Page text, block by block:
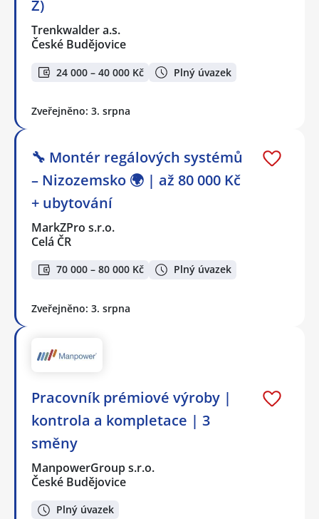
Ž)
Trenkwalder a.s.
České Budějovice
24 000 – 40 000 Kč Plný úvazek
Zveřejněno: 3. srpna
🔧 Montér regálových systémů
– Nizozemsko 🌍 | až 80 000 Kč
+ ubytování
MarkZPro s.r.o.
Celá ČR
70 000 – 80 000 Kč Plný úvazek
Zveřejněno: 3. srpna
Pracovník prémiové výroby |
kontrola a kompletace | 3
směny
ManpowerGroup s.r.o.
České Budějovice
Plný úvazek